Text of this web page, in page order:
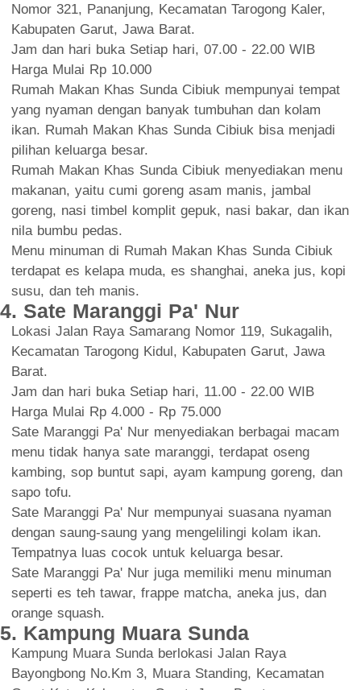
Nomor 321, Pananjung, Kecamatan Tarogong Kaler,
Kabupaten Garut, Jawa Barat.
Jam dan hari buka Setiap hari, 07.00 - 22.00 WIB
Harga Mulai Rp 10.000
Rumah Makan Khas Sunda Cibiuk mempunyai tempat
yang nyaman dengan banyak tumbuhan dan kolam
ikan. Rumah Makan Khas Sunda Cibiuk bisa menjadi
pilihan keluarga besar.
Rumah Makan Khas Sunda Cibiuk menyediakan menu
makanan, yaitu cumi goreng asam manis, jambal
goreng, nasi timbel komplit gepuk, nasi bakar, dan ikan
nila bumbu pedas.
Menu minuman di Rumah Makan Khas Sunda Cibiuk
terdapat es kelapa muda, es shanghai, aneka jus, kopi
susu, dan teh manis.
4. Sate Maranggi Pa' Nur
Lokasi Jalan Raya Samarang Nomor 119, Sukagalih,
Kecamatan Tarogong Kidul, Kabupaten Garut, Jawa
Barat.
Jam dan hari buka Setiap hari, 11.00 - 22.00 WIB
Harga Mulai Rp 4.000 - Rp 75.000
Sate Maranggi Pa' Nur menyediakan berbagai macam
menu tidak hanya sate maranggi, terdapat oseng
kambing, sop buntut sapi, ayam kampung goreng, dan
sapo tofu.
Sate Maranggi Pa' Nur mempunyai suasana nyaman
dengan saung-saung yang mengelilingi kolam ikan.
Tempatnya luas cocok untuk keluarga besar.
Sate Maranggi Pa' Nur juga memiliki menu minuman
seperti es teh tawar, frappe matcha, aneka jus, dan
orange squash.
5. Kampung Muara Sunda
Kampung Muara Sunda berlokasi Jalan Raya
Bayongbong No.Km 3, Muara Standing, Kecamatan